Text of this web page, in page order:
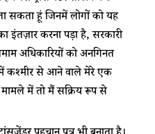
सकता हूं जिनमें लोगों को यह
इंतज़ार करना पड़ा है, सरकारी
अधिकारियों को अनगिनत
कश्मीर से आने वाले मेरे एक
में तो मैं सक्रिय रूप से